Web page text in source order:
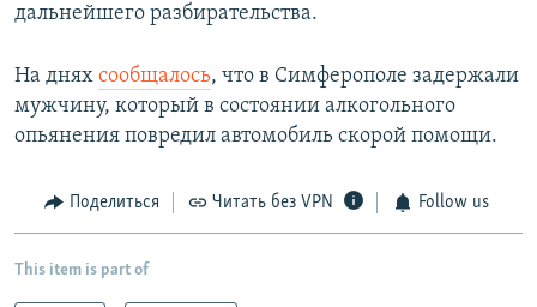
дальнейшего разбирательства.
На днях сообщалось, что в Симферополе задержали
мужчину, который в состоянии алкогольного
опьянения повредил автомобиль скорой помощи.
Поделиться Читать без VPN Follow us
This item is part of